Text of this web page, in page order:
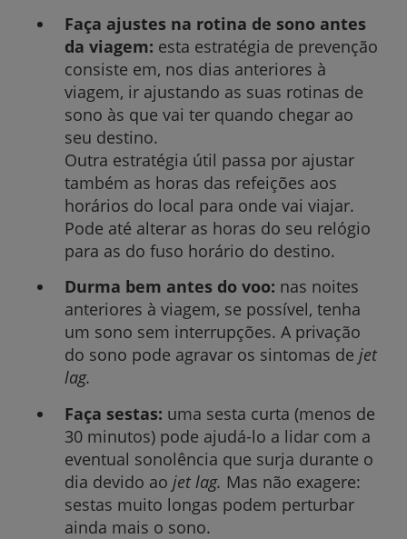
Faça ajustes na rotina de sono antes
da viagem: esta estratégia de prevenção
consiste em, nos dias anteriores à
viagem, ir ajustando as suas rotinas de
sono às que vai ter quando chegar ao
seu destino.
Outra estratégia útil passa por ajustar
também as horas das refeições aos
horários do local para onde vai viajar.
Pode até alterar as horas do seu relógio
para as do fuso horário do destino.
Durma bem antes do voo: nas noites
anteriores à viagem, se possível, tenha
um sono sem interrupções. A privação
do sono pode agravar os sintomas de jet
lag.
Faça sestas: uma sesta curta (menos de
30 minutos) pode ajudá-lo a lidar com a
eventual sonolência que surja durante o
dia devido ao jet lag. Mas não exagere:
sestas muito longas podem perturbar
ainda mais o sono.